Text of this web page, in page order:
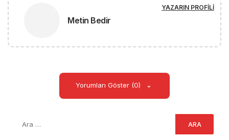
Metin Bedir
YAZARIN PROFILI
Yorumları Göster (0)